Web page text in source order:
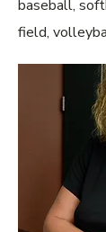
baseball,
field,